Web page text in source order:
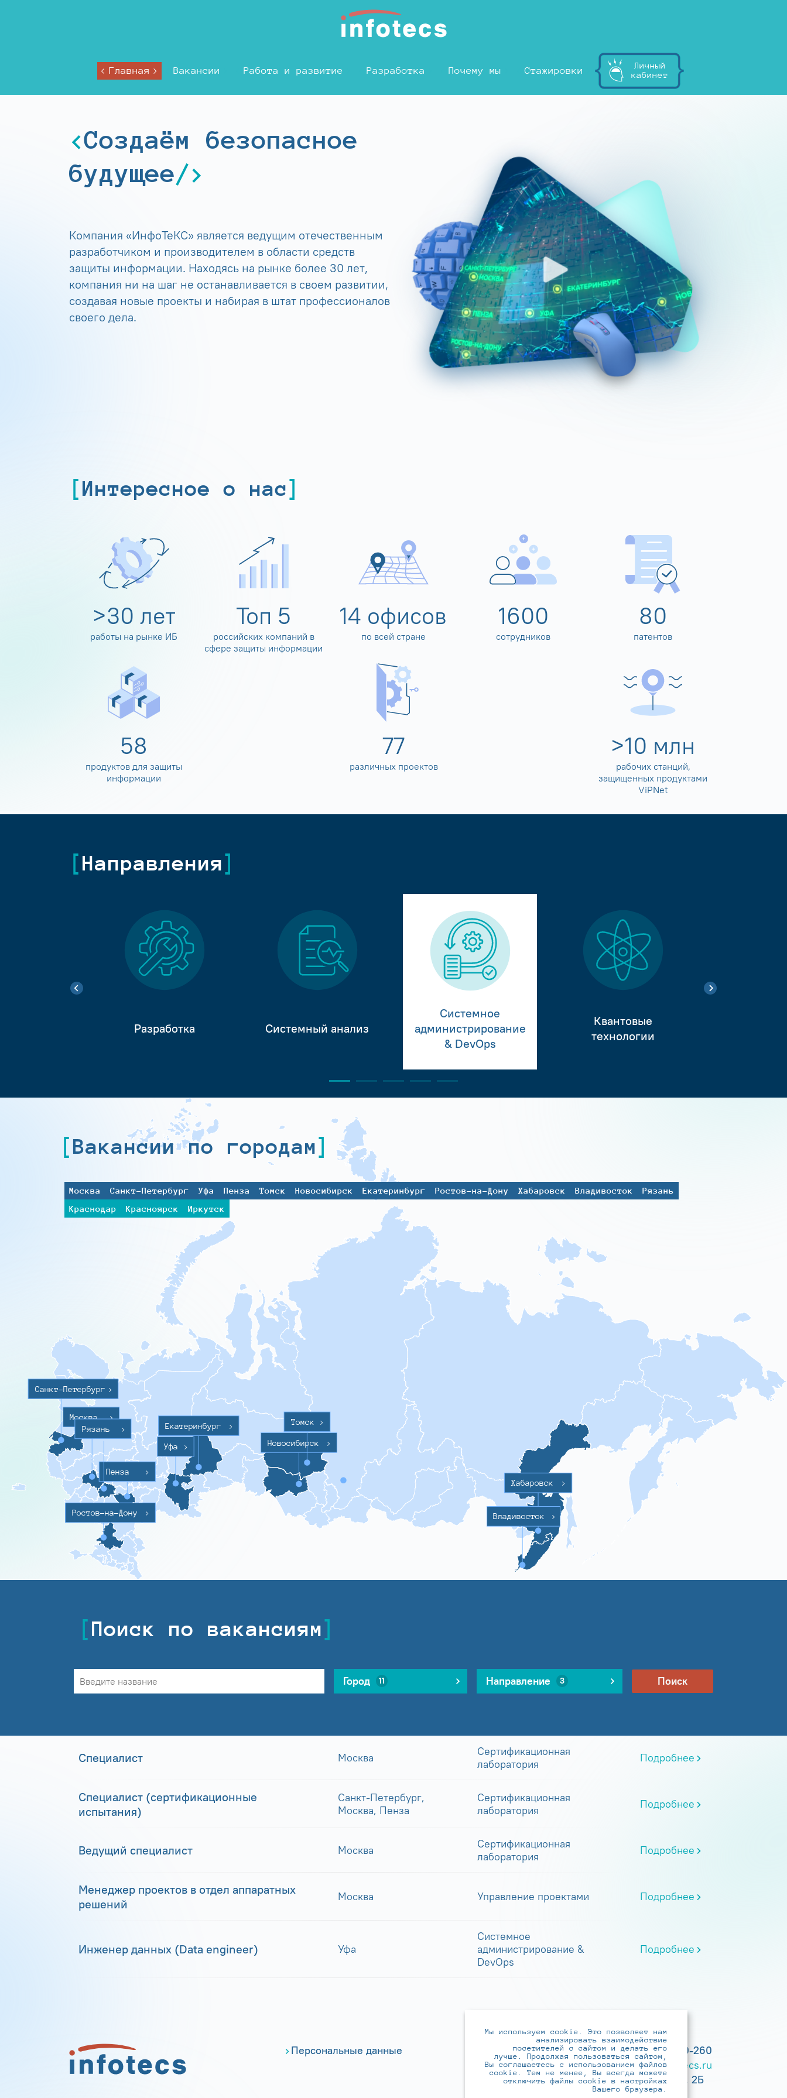
Главная Вакансии Работа и развитие Разработка Почему мы Стажировки
Личный
кабинет
Создаём безопасное
будущее
Компания «ИнфоТеКС» является ведущим отечественным
разработчиком и производителем в области средств
защиты информации. Находясь на рынке более 30 лет,
компания ни на шаг не останавливается в своем развитии,
создавая новые проекты и набирая в штат профессионалов
своего дела.
Интересное о нас
>30 лет
работы на рынке ИБ
Топ 5
российских компаний в
сфере защиты информации
14 офисов
по всей стране
1600
сотрудников
80
патентов
60
продуктов для защиты
информации
80
различных проектов
>10 млн
рабочих станций,
защищенных продуктами
ViPNet
Направления
Разработка Системный анализ
Системное
администрирование
& DevOps
Квантовые
технологии
Вакансии по городам
Москва Санкт-Петербург Уфа Пенза Томск Новосибирск Екатеринбург Ростов-на-Дону Хабаровск Владивосток
Рязань
Краснодар
Красноярск Иркутск
Санкт-Петербург >
Москва >
Ростов-на-Дону >
Пенза >
Уфа >
Екатеринбург
>
Новосибирск
>
Томск >
Хабаровск >
Владивосток >
Рязань >
Поиск по вакансиям
Город 11 Направление 3 Поиск
Специалист Москва
Сертификационная
лаборатория
Подробнее
Специалист (сертификационные
испытания)
Санкт-Петербург,
Москва, Пенза
Сертификационная
лаборатория
Подробнее
Ведущий специалист Москва
Сертификационная
лаборатория
Подробнее
Менеджер проектов в отдел аппаратных
решений
Москва Управление проектами Подробнее
Инженер данных (Data engineer) Уфа
Системное
администрирование &
DevOps
Подробнее
Персональные данные
+7 (495) 737-6192, 8-800-250-0-260
practice@infotecs.ru ,hr@infotecs.ru
127273, г. Москва, Отрадная ул., 2Б
Мы используем cookie. Это позволяет нам
анализировать взаимодействие
посетителей с сайтом и делать его
лучше. Продолжая пользоваться сайтом,
Вы соглашаетесь с использованием файлов
cookie. Тем не менее, Вы всегда можете
отключить файлы cookie в настройках
Вашего браузера.